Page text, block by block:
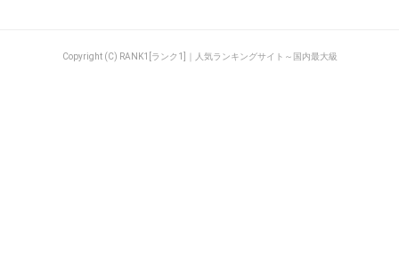
Copyright (C) RANK1[ランク1]｜人気ランキングサイト～国内最大級